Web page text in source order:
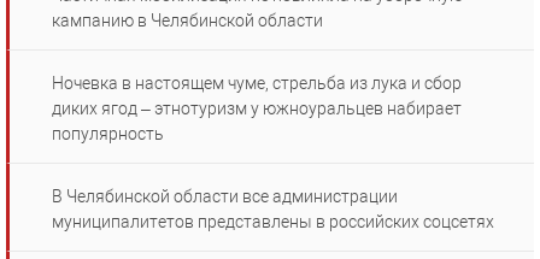
кампанию в Челябинской области
Ночевка в настоящем чуме, стрельба из лука и сбор
диких ягод – этнотуризм у южноуральцев набирает
популярность
В Челябинской области все администрации
муниципалитетов представлены в российских соцсетях